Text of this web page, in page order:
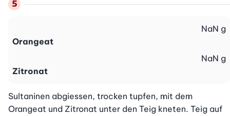
Orangeat
NaN g
Zitronat
NaN g
Sultaninen abgiessen, trocken tupfen, mit dem
Orangeat und Zitronat unter den Teig kneten. Teig auf